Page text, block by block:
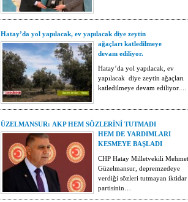
Hatay’da yol yapılacak, ev yapılacak diye zeytin
ağaçları katledilmeye
devam ediliyor.
Hatay’da yol yapılacak, ev
yapılacak diye zeytin ağaçları
katledilmeye devam ediliyor.…
ÜZELMANSUR: AKP HEM SÖZLERİNİ TUTMADI
HEM DE YARDIMLARI
KESMEYE BAŞLADI
CHP Hatay Milletvekili Mehmet
Güzelmansur, depremzedeye
verdiği sözleri tutmayan iktidar
partisinin…